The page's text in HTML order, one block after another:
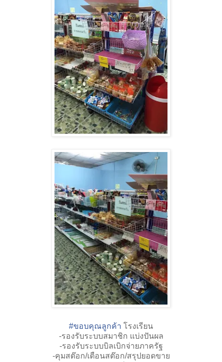
#ขอบคุณลูกค้า โรงเรียน
-รองรับระบบสมาชิก แบ่งปันผล
-รองรับระบบบิลเบิกจ่ายภาครัฐ
-คุมสต๊อก/เตือนสต๊อก/สรุปยอดขาย